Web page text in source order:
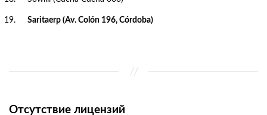
Saritaerp (Av. Colón 196, Córdoba)
Отсутствие лицензий